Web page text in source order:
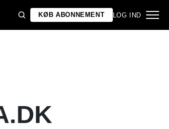
KØB ABONNEMENT LOG IND